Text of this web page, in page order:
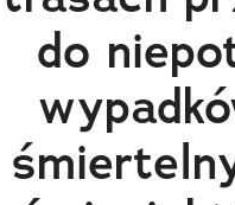
do